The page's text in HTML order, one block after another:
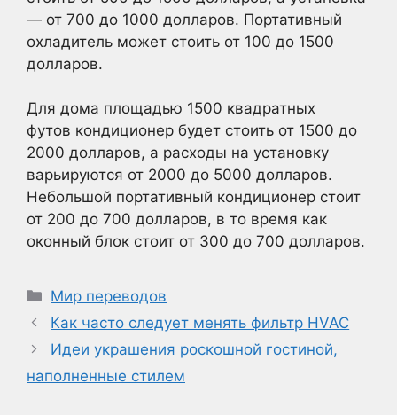
— от 700 до 1000 долларов. Портативный
охладитель может стоить от 100 до 1500
долларов.
Для дома площадью 1500 квадратных
футов кондиционер будет стоить от 1500 до
2000 долларов, а расходы на установку
варьируются от 2000 до 5000 долларов.
Небольшой портативный кондиционер стоит
от 200 до 700 долларов, в то время как
оконный блок стоит от 300 до 700 долларов.
Рубрики
Мир переводов
Как часто следует менять фильтр HVAC
Идеи украшения роскошной гостиной,
наполненные стилем